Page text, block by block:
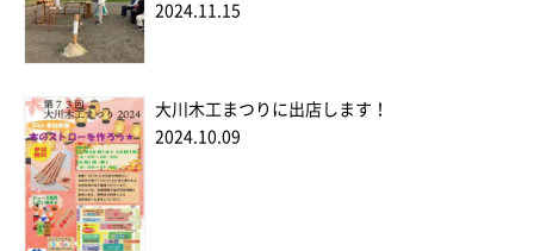
2024.11.15
大川木工まつりに出店します！
2024.10.09